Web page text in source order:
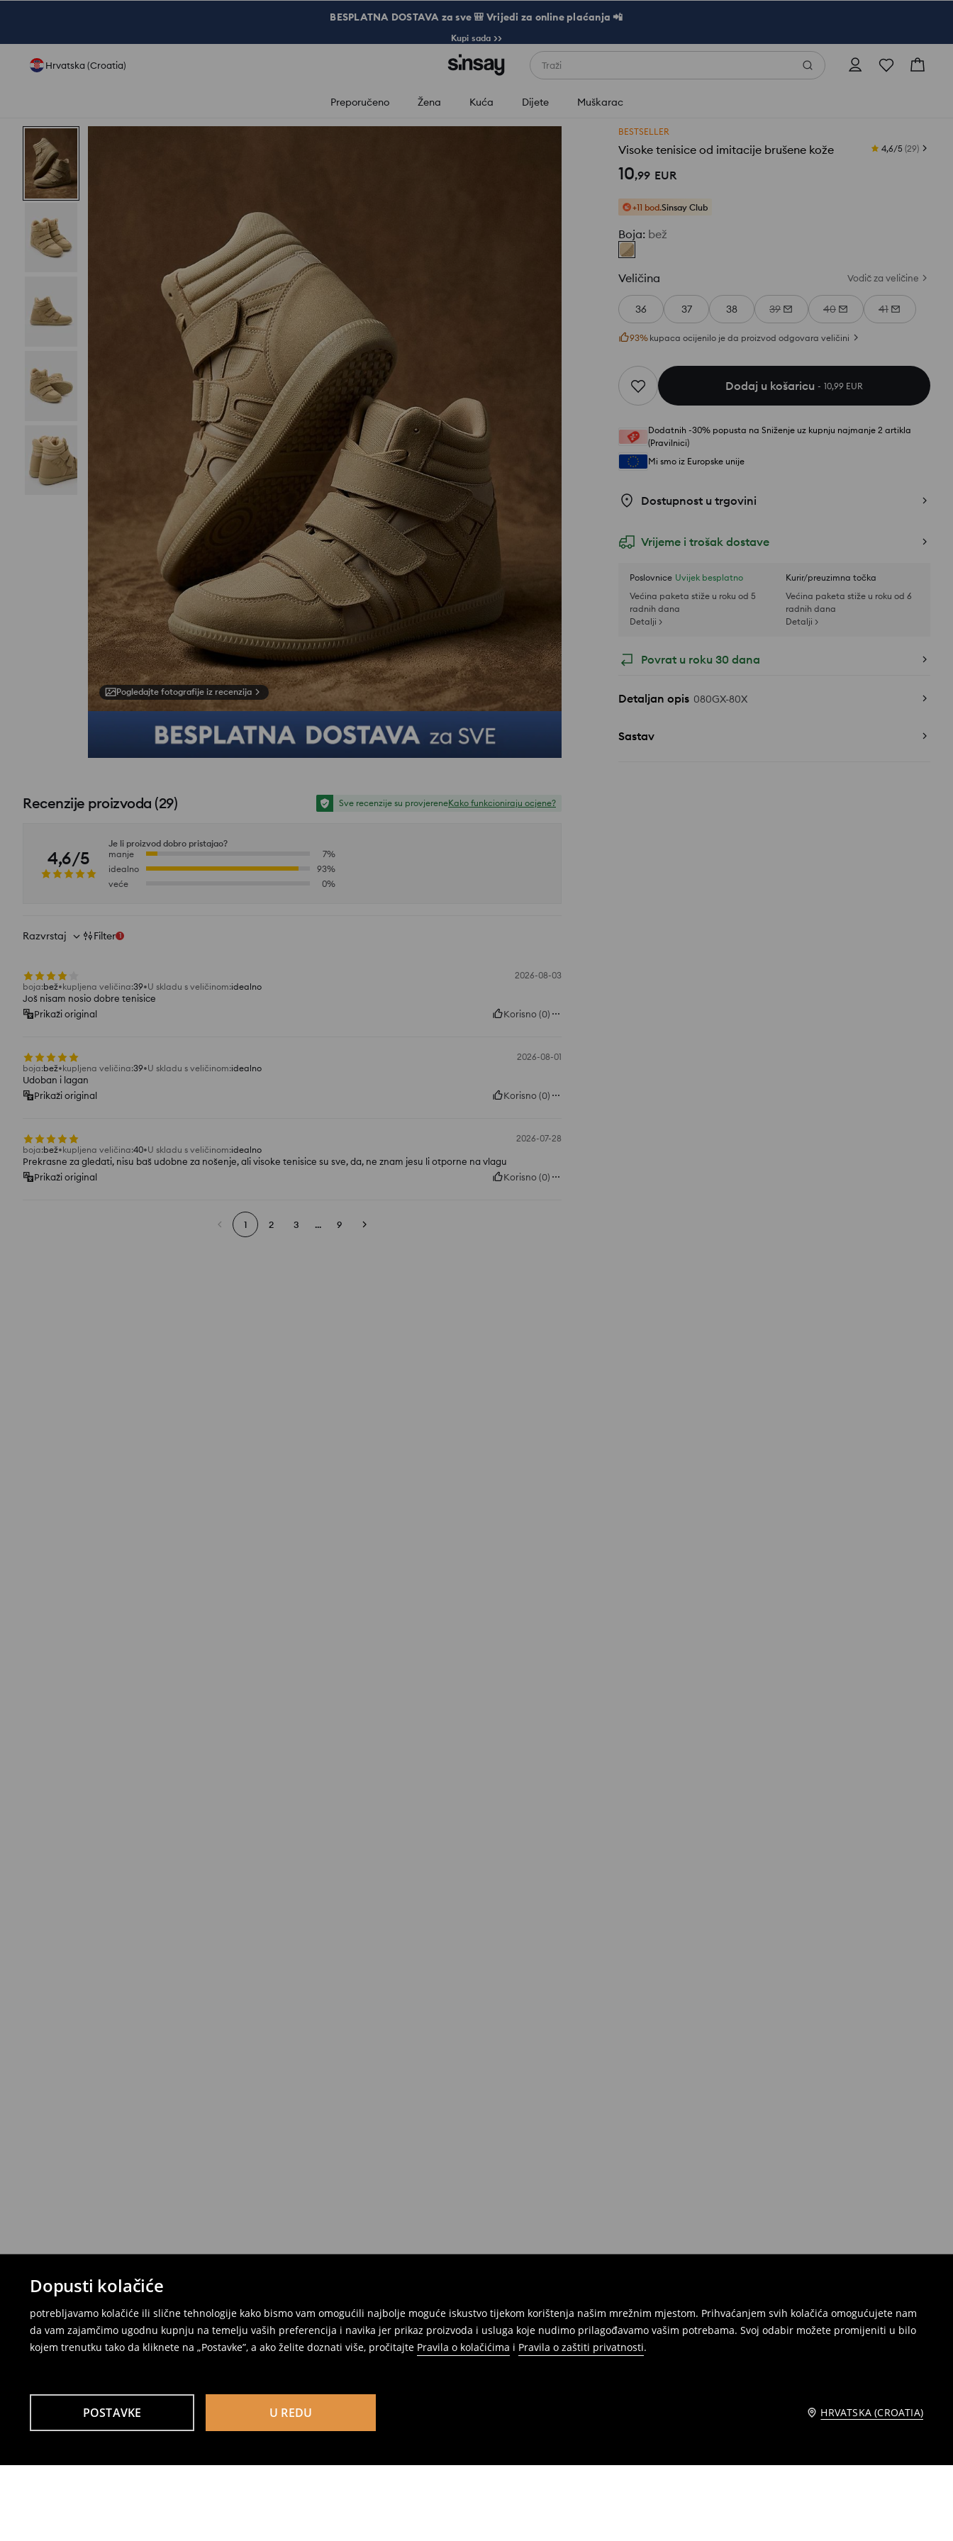
Dopusti kolačiće
potrebljavamo kolačiće ili slične tehnologije kako bismo vam omogućili najbolje moguće iskustvo tijekom korištenja našim mrežnim mjestom. Prihvaćanjem svih kolačića omogućujete nam
da vam zajamčimo ugodnu kupnju na temelju vaših preferencija i navika jer prikaz proizvoda i usluga koje nudimo prilagođavamo vašim potrebama. Svoj odabir možete promijeniti u bilo
kojem trenutku tako da kliknete na „Postavke”, a ako želite doznati više, pročitajte Pravila o kolačićima i Pravila o zaštiti privatnosti.
POSTAVKE U REDU HRVATSKA (CROATIA)
BESPLATNA DOSTAVA za sve 🎒 Vrijedi za online plaćanja 📲
Kupi sada >>
Hrvatska (Croatia) Traži
Preporučeno Žena Kuća Dijete Muškarac
BESTSELLER
Visoke tenisice od imitacije brušene kože 4,6/5 (29)
10,99 EUR
+11 bod.Sinsay Club
Boja: bež
Veličina Vodič za veličine
36 37 38 39 40 41
93% kupaca ocijenilo je da proizvod odgovara veličini
Dodaj u košaricu 10,99 EUR
Dodatnih -30% popusta na Sniženje uz kupnju najmanje 2 artikla
(Pravilnici)
Mi smo iz Europske unije
Dostupnost u trgovini
Vrijeme i trošak dostave
Poslovnice Uvijek besplatno
Većina paketa stiže u roku od 5
radnih dana
Detalji >
Kurir/preuzimna točka
Većina paketa stiže u roku od 6
radnih dana
Detalji >
Povrat u roku 30 dana
Detaljan opis 080GX-80X
Sastav
Pogledajte fotografije iz recenzija
Recenzije proizvoda (29) Sve recenzije su provjereneKako funkcioniraju ocjene?
4,6/5
Je li proizvod dobro pristajao?
manje
7%
idealno
93%
veće
0%
Razvrstaj Filter 1
2026-08-03
boja:bež kupljena veličina:39 U skladu s veličinom:idealno
Još nisam nosio dobre tenisice
Prikaži original
Korisno(0)
2026-08-01
boja:bež kupljena veličina:39 U skladu s veličinom:idealno
Udoban i lagan
Prikaži original
Korisno(0)
2026-07-28
boja:bež kupljena veličina:40 U skladu s veličinom:idealno
Prekrasne za gledati, nisu baš udobne za nošenje, ali visoke tenisice su sve, da, ne znam jesu li otporne na vlagu
Prikaži original
Korisno(0)
1 2 3 ... 9